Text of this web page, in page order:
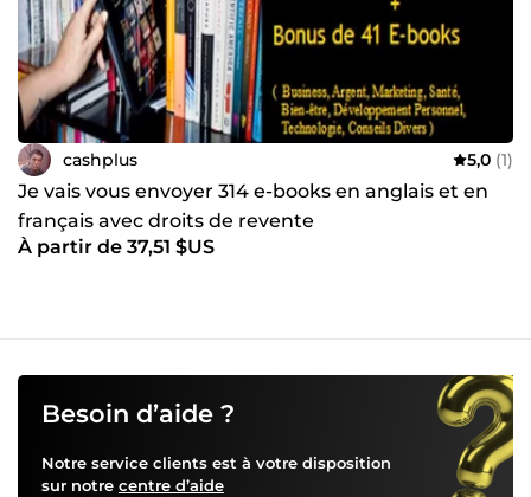
cashplus 5,0 (1)
Je vais vous envoyer 314 e-books en anglais et en
français avec droits de revente
À partir de 37,51 $US
Besoin d’aide ?
Notre service clients est à votre disposition
sur notre centre d’aide